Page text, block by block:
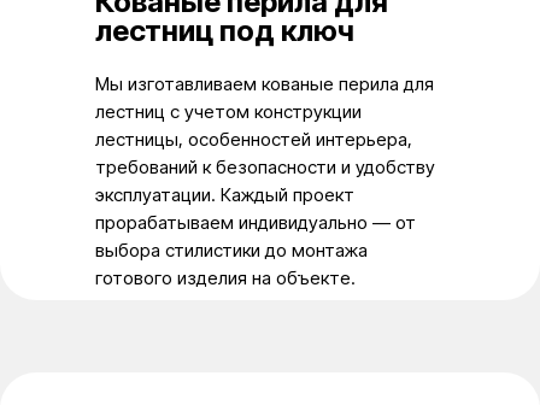
лестниц под ключ
Мы изготавливаем кованые перила для
лестниц с учетом конструкции
лестницы, особенностей интерьера,
требований к безопасности и удобству
эксплуатации. Каждый проект
прорабатываем индивидуально — от
выбора стилистики до монтажа
готового изделия на объекте.